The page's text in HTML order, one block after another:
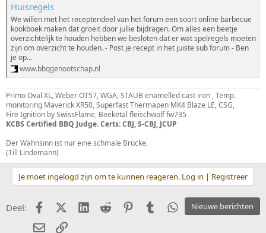
Huisregels
We willen met het receptendeel van het forum een soort online barbecue
kookboek maken dat groeit door jullie bijdragen. Om alles een beetje
overzichtelijk te houden hebben we besloten dat er wat spelregels moeten
zijn om overzicht te houden. - Post je recept in het juiste sub forum - Ben
je op...
www.bbqgenootschap.nl
Primo Oval XL, Weber OT57, WGA, STAUB enamelled cast iron , Temp.
monitoring Maverick XR50, Superfast Thermapen MK4 Blaze LE, CSG,
Fire Ignition by SwissFlame, Beeketal fleischwolf fw735
KCBS Certified BBQ Judge. Certs: CBJ, S-CBJ, JCUP
Der Wahnsinn ist nur eine schmale Brücke.
(Till Lindemann)
Je moet ingelogd zijn om te kunnen reageren. Log in | Registreer
Nieuwe berichten
Deel: FacebookX (Twitter)
LinkedIn
Reddit PinterestTumblrWhatsApp
E-mailkoppeling